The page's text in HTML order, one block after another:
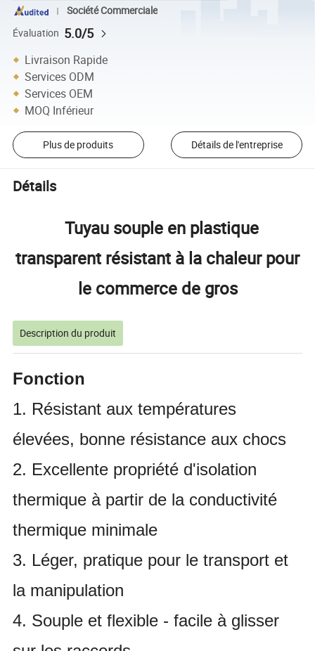
Société Commerciale
Évaluation 5.0/5
Livraison Rapide
Services ODM
Services OEM
MOQ Inférieur
Plus de produits Détails de l'entreprise
Détails
Tuyau souple en plastique
transparent résistant à la chaleur pour
le commerce de gros
Description du produit
Fonction
1. Résistant aux températures
élevées, bonne résistance aux chocs
2. Excellente propriété d'isolation
thermique à partir de la conductivité
thermique minimale
3. Léger, pratique pour le transport et
la manipulation
4. Souple et flexible - facile à glisser